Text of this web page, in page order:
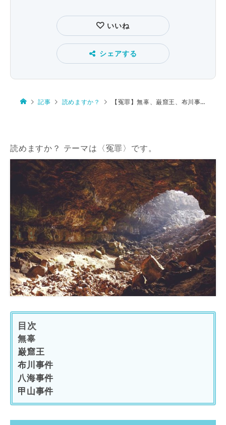
いいね
シェアする
記事 読めますか？ 【冤罪】無辜、巌窟王、布川事件、八海事件、甲山事件
読めますか？ テーマは〈冤罪〉です。
目次
無辜
巌窟王
布川事件
八海事件
甲山事件